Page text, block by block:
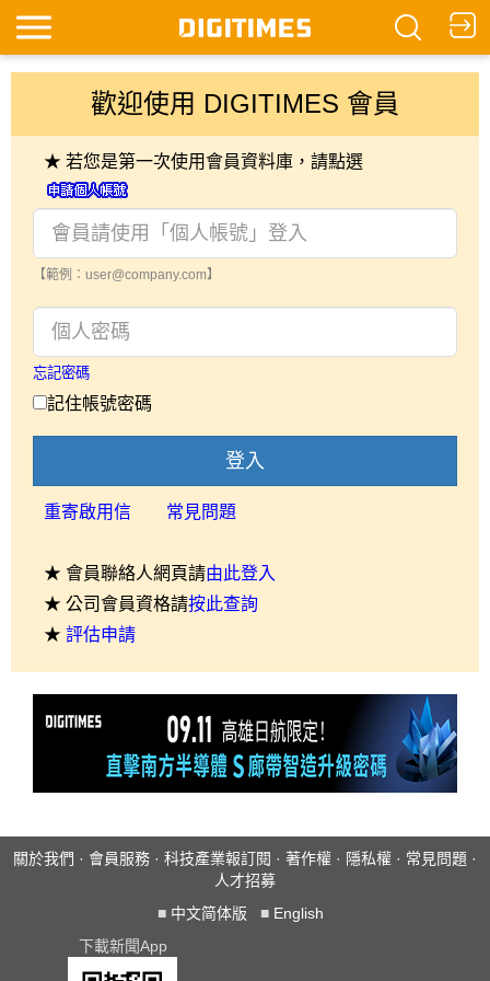
歡迎使用 DIGITIMES 會員
★ 若您是第一次使用會員資料庫，請點選
【範例：user@company.com】
忘記密碼
記住帳號密碼
登入
重寄啟用信 常見問題
★ 會員聯絡人網頁請由此登入
★ 公司會員資格請按此查詢
★ 評估申請
關於我們 · 會員服務 · 科技產業報訂閱 · 著作權 · 隱私權 · 常見問題 ·
人才招募
■ 中文简体版 ■ English
下載新聞App